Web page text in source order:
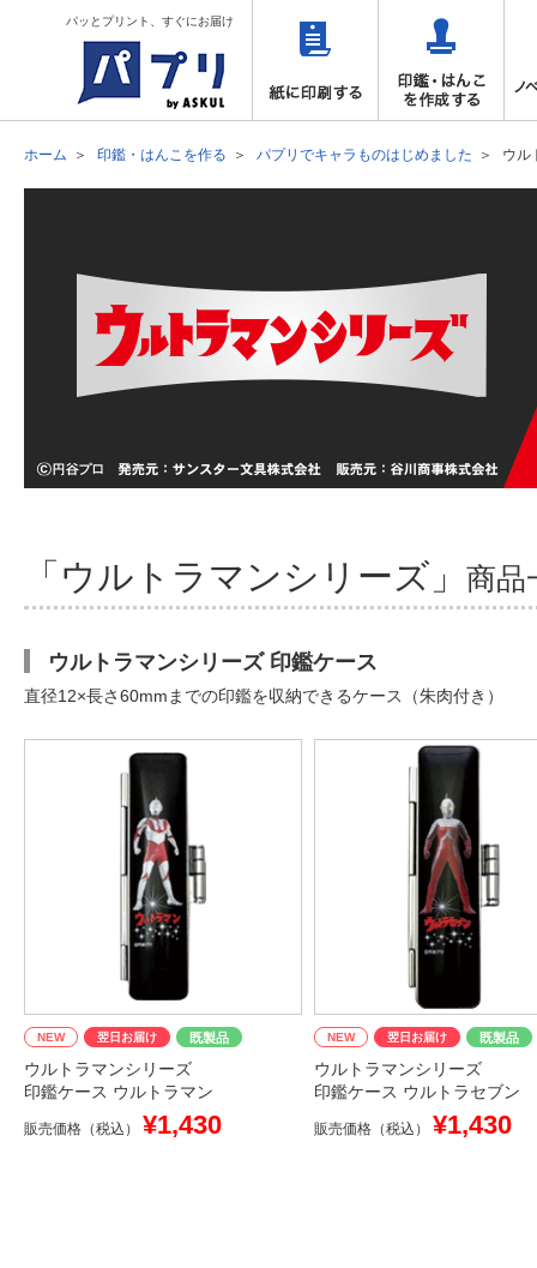
パッとプリント、すぐにお届け
ホーム 印鑑・はんこを作る パプリでキャラものはじめました ウル
「ウルトラマンシリーズ」 商品
ウルトラマンシリーズ 印鑑ケース
直径12×長さ60mmまでの印鑑を収納できるケース（朱肉付き）
NEW 翌日お届け 既製品
ウルトラマンシリーズ
印鑑ケース ウルトラマン
販売価格（税込） ¥1,430
NEW 翌日お届け 既製品
ウルトラマンシリーズ
印鑑ケース ウルトラセブン
販売価格（税込） ¥1,430